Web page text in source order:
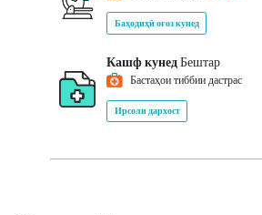
Баҳодиҳӣ оғоз кунед
Кашф кунедБештар
Бастаҳои тиббии дастрас
Ирсоли дархост